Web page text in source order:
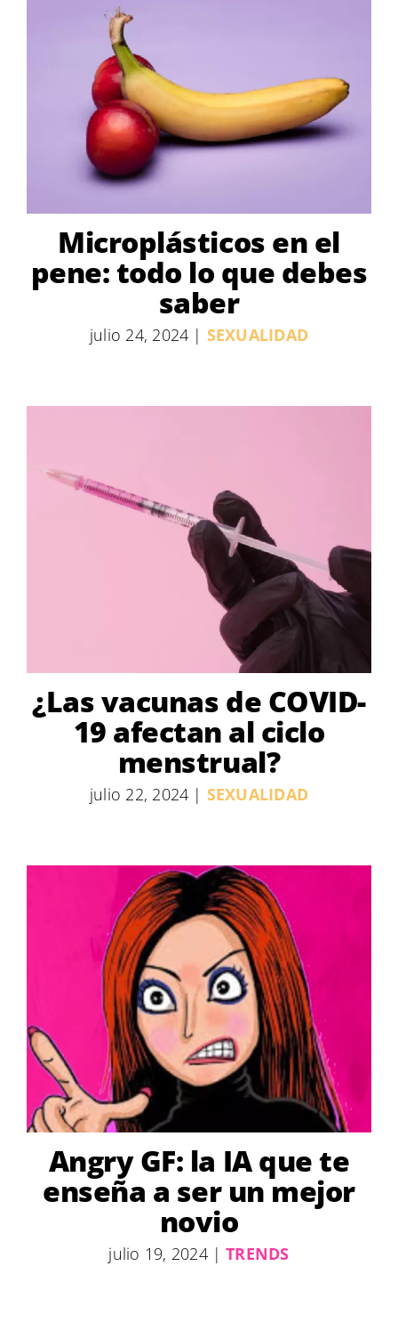
Microplásticos en el
pene: todo lo que debes
saber
julio 24, 2024 | SEXUALIDAD
¿Las vacunas de COVID-
19 afectan al ciclo
menstrual?
julio 22, 2024 | SEXUALIDAD
Angry GF: la IA que te
enseña a ser un mejor
novio
julio 19, 2024 | TRENDS